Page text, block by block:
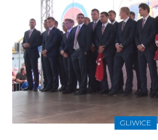
GLIWICE